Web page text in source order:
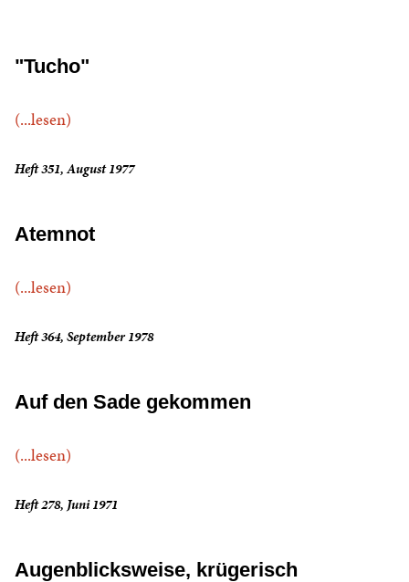
"Tucho"
(...lesen)
Heft 351, August 1977
Atemnot
(...lesen)
Heft 364, September 1978
Auf den Sade gekommen
(...lesen)
Heft 278, Juni 1971
Augenblicksweise, krügerisch